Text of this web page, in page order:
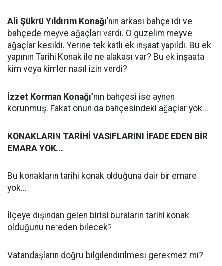
Ali Şükrü Yıldırım Konağı’nın arkası bahçe idi ve
bahçede meyve ağaçları vardı. O güzelim meyve
ağaçlar kesildi. Yerine tek katlı ek inşaat yapıldı. Bu ek
yapının Tarihi Konak ile ne alakası var? Bu ek inşaata
kim veya kimler nasıl izin verdi?
İzzet Korman Konağı’nın bahçesi ise aynen
korunmuş. Fakat onun da bahçesindeki ağaçlar yok...
KONAKLARIN TARİHİ VASIFLARINI İFADE EDEN BİR
EMARA YOK...
Bu konakların tarihi konak olduğuna dair bir emare
yok...
İlçeye dışından gelen birisi buraların tarihi konak
olduğunu nereden bilecek?
Vatandaşların doğru bilgilendirilmesi gerekmez mi?